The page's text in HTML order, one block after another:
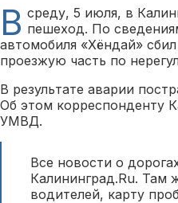
В среду, 5 июля, в
пешеход. По
автомобиля «Хёндай»
проезжую часть по
В результате аварии
Об этом корреспонденту
УМВД.
Все новости о
Калининград.Ru.
водителей, карту